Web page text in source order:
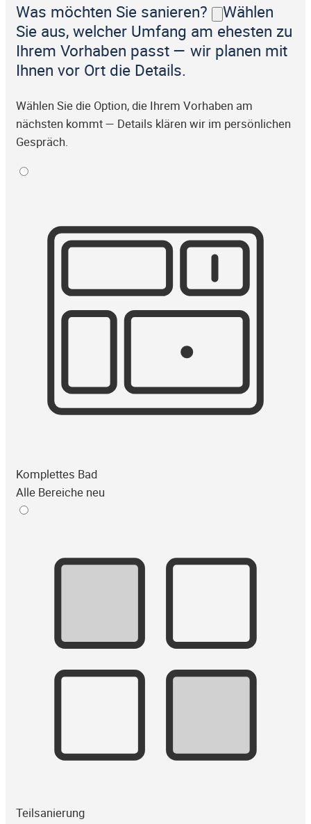
Was möchten Sie sanieren?
Wählen
Sie aus, welcher Umfang am ehesten zu
Ihrem Vorhaben passt — wir planen mit
Ihnen vor Ort die Details.
Wählen Sie die Option, die Ihrem Vorhaben am
nächsten kommt — Details klären wir im persönlichen
Gespräch.
Komplettes Bad
Alle Bereiche neu
Teilsanierung